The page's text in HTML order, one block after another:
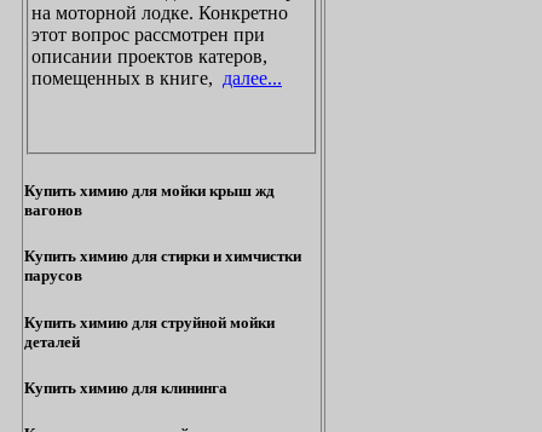
на моторной лодке. Конкретно
этот вопрос рассмотрен при
описании проектов катеров,
помещенных в книге, далее...
Купить химию для мойки крыш жд
вагонов
Купить химию для стирки и химчистки
парусов
Купить химию для струйной мойки
деталей
Купить химию для клининга